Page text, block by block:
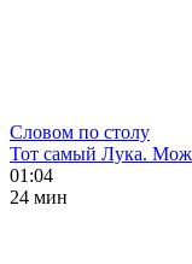
Словом по столу
Тот самый Лука.
01:04
24 мин